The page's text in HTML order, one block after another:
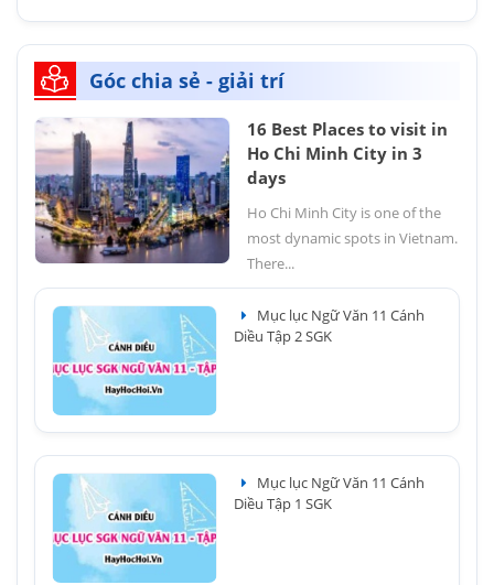
Góc chia sẻ - giải trí
16 Best Places to visit in
Ho Chi Minh City in 3
days
Ho Chi Minh City is one of the
most dynamic spots in Vietnam.
There...
Mục lục Ngữ Văn 11 Cánh
Diều Tập 2 SGK
Mục lục Ngữ Văn 11 Cánh
Diều Tập 1 SGK